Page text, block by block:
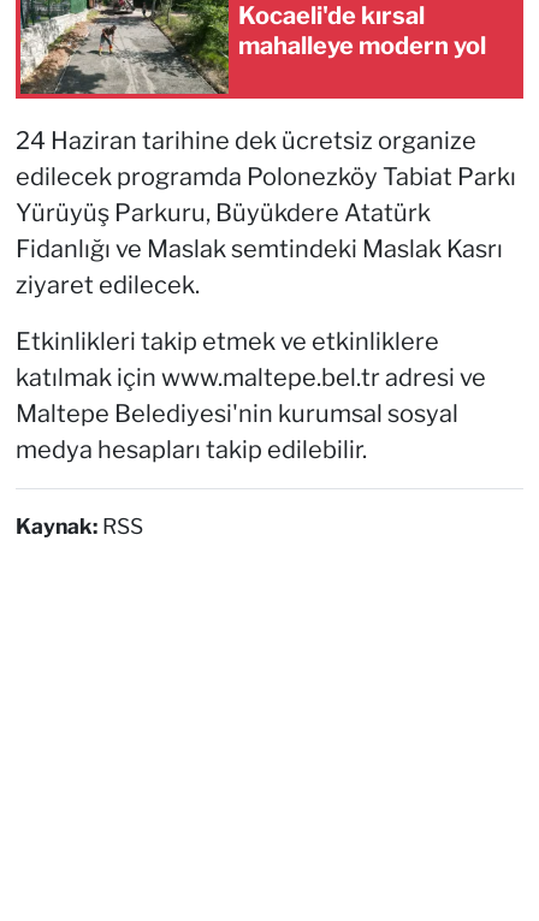
Kocaeli'de kırsal
mahalleye modern yol
24 Haziran tarihine dek ücretsiz organize
edilecek programda Polonezköy Tabiat Parkı
Yürüyüş Parkuru, Büyükdere Atatürk
Fidanlığı ve Maslak semtindeki Maslak Kasrı
ziyaret edilecek.
Etkinlikleri takip etmek ve etkinliklere
katılmak için www.maltepe.bel.tr adresi ve
Maltepe Belediyesi'nin kurumsal sosyal
medya hesapları takip edilebilir.
Kaynak: RSS